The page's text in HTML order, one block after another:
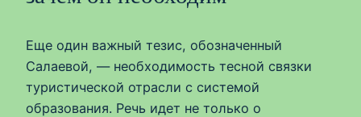
Еще один важный тезис, обозначенный
Салаевой, — необходимость тесной связки
туристической отрасли с системой
образования. Речь идет не только о